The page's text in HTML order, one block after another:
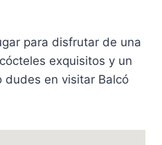
para disfrutar de una
exquisitos y un
dudes en visitar Balcó